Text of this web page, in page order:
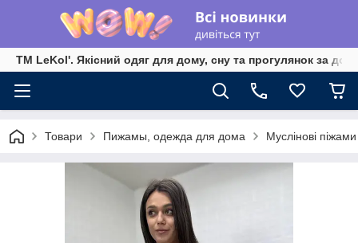
TM LeKol'. Якісний одяг для дому, сну та прогулянок за
Товари Пижамы, одежда для дома Муслінові піжами